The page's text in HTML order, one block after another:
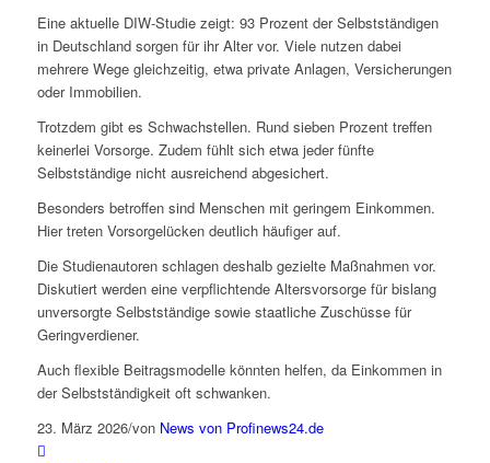
Eine aktuelle DIW-Studie zeigt: 93 Prozent der Selbstständigen
in Deutschland sorgen für ihr Alter vor. Viele nutzen dabei
mehrere Wege gleichzeitig, etwa private Anlagen, Versicherungen
oder Immobilien.
Trotzdem gibt es Schwachstellen. Rund sieben Prozent treffen
keinerlei Vorsorge. Zudem fühlt sich etwa jeder fünfte
Selbstständige nicht ausreichend abgesichert.
Besonders betroffen sind Menschen mit geringem Einkommen.
Hier treten Vorsorgelücken deutlich häufiger auf.
Die Studienautoren schlagen deshalb gezielte Maßnahmen vor.
Diskutiert werden eine verpflichtende Altersvorsorge für bislang
unversorgte Selbstständige sowie staatliche Zuschüsse für
Geringverdiener.
Auch flexible Beitragsmodelle könnten helfen, da Einkommen in
der Selbstständigkeit oft schwanken.
23. März 2026/von News von Profinews24.de